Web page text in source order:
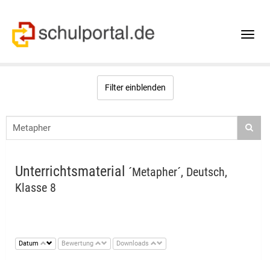
Toggle
Filter einblenden
Unterrichtsmaterial ´Metapher´, Deutsch,
Klasse 8
Datum Bewertung Downloads